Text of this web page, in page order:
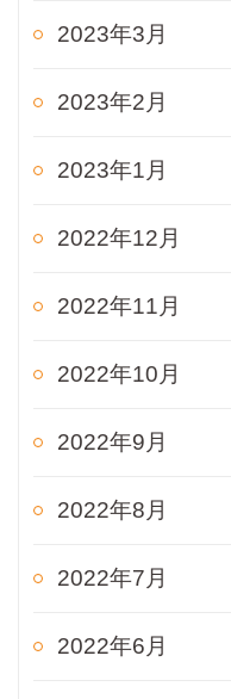
2023年3月
2023年2月
2023年1月
2022年12月
2022年11月
2022年10月
2022年9月
2022年8月
2022年7月
2022年6月